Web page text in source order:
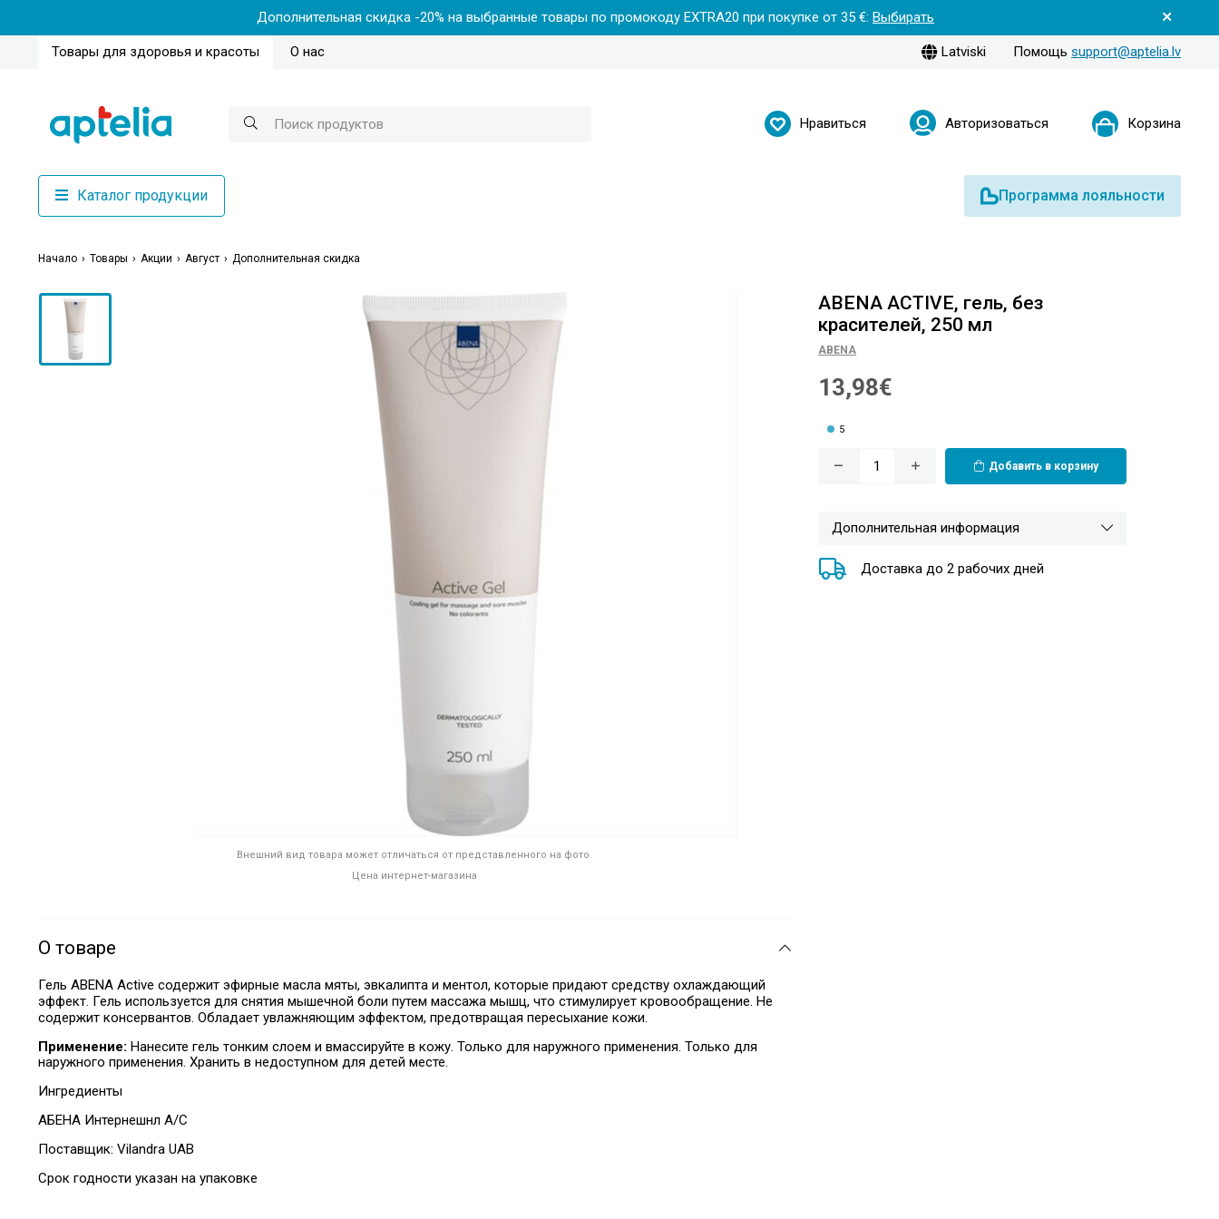
Дополнительная скидка -20% на выбранные товары по промокоду EXTRA20 при покупке от 35 €: Выбирать
Товары для здоровья и красоты О нас Latviski Помощь support@aptelia.lv
Нравиться Авторизоваться Корзина
Каталог продукции Программа лояльности
Начало Товары Акции Август Дополнительная скидка
Внешний вид товара может отличаться от представленного на фото.
Цена интернет-магазина
О товаре
Гель ABENA Active содержит эфирные масла мяты, эвкалипта и ментол, которые придают средству охлаждающий
эффект. Гель используется для снятия мышечной боли путем массажа мышц, что стимулирует кровообращение. Не
содержит консервантов. Обладает увлажняющим эффектом, предотвращая пересыхание кожи.
Применение: Нанесите гель тонким слоем и вмассируйте в кожу. Только для наружного применения. Только для
наружного применения. Хранить в недоступном для детей месте.
Ингредиенты
АБЕНА Интернешнл А/С
Поставщик: Vilandra UAB
Срок годности указан на упаковке
ABENA ACTIVE, гель, без
красителей, 250 мл
ABENA
13,98€
5
Добавить в корзину
Дополнительная информация
Доставка до 2 рабочих дней